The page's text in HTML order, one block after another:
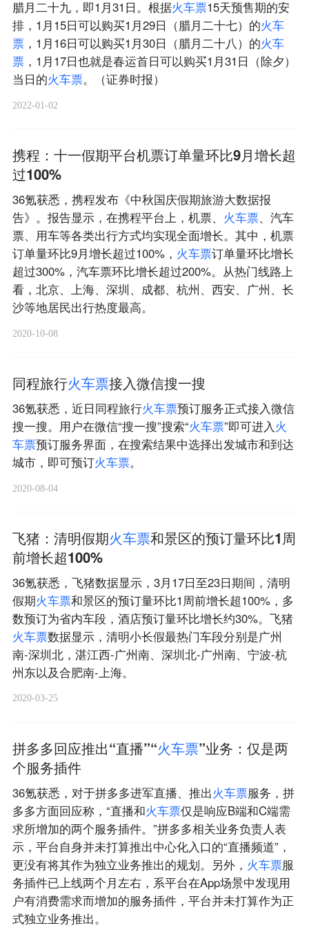
腊月二十九，即1月31日。根据火车票15天预售期的安
排，1月15日可以购买1月29日（腊月二十七）的火车
票，1月16日可以购买1月30日（腊月二十八）的火车
票，1月17日也就是春运首日可以购买1月31日（除夕）
当日的火车票。（证券时报）
2022-01-02
携程：十一假期平台机票订单量环比9月增长超
过100%
36氪获悉，携程发布《中秋国庆假期旅游大数据报
告》。报告显示，在携程平台上，机票、 火车票、汽车
票、用车等各类出行方式均实现全面增长。其中，机票
订单量环比9月增长超过100%， 火车票订单量环比增长
超过300%，汽车票环比增长超过200%。从热门线路上
看，北京、上海、深圳、成都、杭州、西安、广州、长
沙等地居民出行热度最高。
2020-10-08
同程旅行火车票接入微信搜一搜
36氪获悉，近日同程旅行火车票预订服务正式接入微信
搜一搜。用户在微信“搜一搜”搜索“火车票”即可进入火
车票预订服务界面，在搜索结果中选择出发城市和到达
城市，即可预订火车票。
2020-08-04
飞猪：清明假期火车票和景区的预订量环比1周
前增长超100%
36氪获悉，飞猪数据显示，3月17日至23日期间，清明
假期火车票和景区的预订量环比1周前增长超100%，多
数预订为省内车段，酒店预订量环比增长约30%。飞猪
火车票数据显示，清明小长假最热门车段分别是广州
南-深圳北，湛江西-广州南、深圳北-广州南、宁波-杭
州东以及合肥南-上海。
2020-03-25
拼多多回应推出“直播”“火车票”业务：仅是两
个服务插件
36氪获悉，对于拼多多进军直播、推出火车票服务，拼
多多方面回应称，“直播和火车票仅是响应B端和C端需
求所增加的两个服务插件。”拼多多相关业务负责人表
示，平台自身并未打算推出中心化入口的“直播频道”，
更没有将其作为独立业务推出的规划。另外， 火车票服
务插件已上线两个月左右，系平台在App场景中发现用
户有消费需求而增加的服务插件，平台并未打算作为正
式独立业务推出。